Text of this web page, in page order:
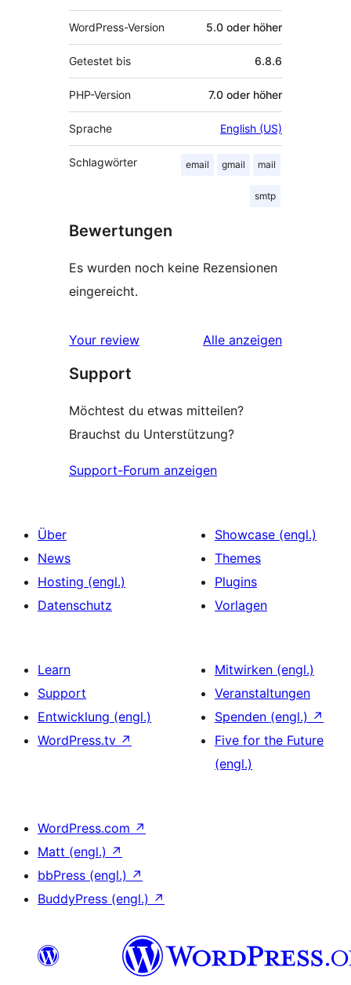
WordPress-Version 5.0 oder höher
Getestet bis 6.8.6
PHP-Version 7.0 oder höher
Sprache English (US)
Schlagwörter email gmail mail
smtp
Bewertungen
Es wurden noch keine Rezensionen
eingereicht.
Your review Alle Rezensionen
anzeigen
Support
Möchtest du etwas mitteilen?
Brauchst du Unterstützung?
Support-Forum anzeigen
Über
News
Hosting (engl.)
Datenschutz
Showcase (engl.)
Themes
Plugins
Vorlagen
Learn
Support
Entwicklung (engl.)
WordPress.tv ↗
Mitwirken (engl.)
Veranstaltungen
Spenden (engl.) ↗
Five for the Future
(engl.)
WordPress.com ↗
Matt (engl.) ↗
bbPress (engl.) ↗
BuddyPress (engl.) ↗